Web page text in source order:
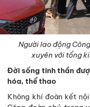
Người lao động
xuyên với tổng
Đời sống tinh thần
hóa, thể thao
Không khí đoàn kết